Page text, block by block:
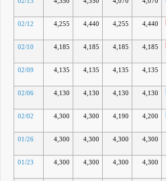
02/12 4,255 4,440 4,255 4,440
02/10 4,185 4,185 4,185 4,185
02/09 4,135 4,135 4,135 4,135
02/06 4,130 4,130 4,130 4,130
02/02 4,300 4,300 4,190 4,200
01/26 4,300 4,300 4,300 4,300
01/23 4,300 4,300 4,300 4,300